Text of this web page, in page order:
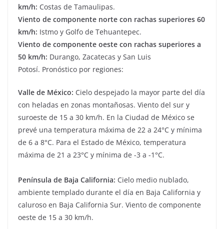
km/h: Costas de Tamaulipas.
Viento de componente norte con rachas superiores 60
km/h: Istmo y Golfo de Tehuantepec.
Viento de componente oeste con rachas superiores a
50 km/h: Durango, Zacatecas y San Luis
Potosí. Pronóstico por regiones:
Valle de México: Cielo despejado la mayor parte del día
con heladas en zonas montañosas. Viento del sur y
suroeste de 15 a 30 km/h. En la Ciudad de México se
prevé una temperatura máxima de 22 a 24°C y mínima
de 6 a 8°C. Para el Estado de México, temperatura
máxima de 21 a 23°C y mínima de -3 a -1°C.
Península de Baja California: Cielo medio nublado,
ambiente templado durante el día en Baja California y
caluroso en Baja California Sur. Viento de componente
oeste de 15 a 30 km/h.